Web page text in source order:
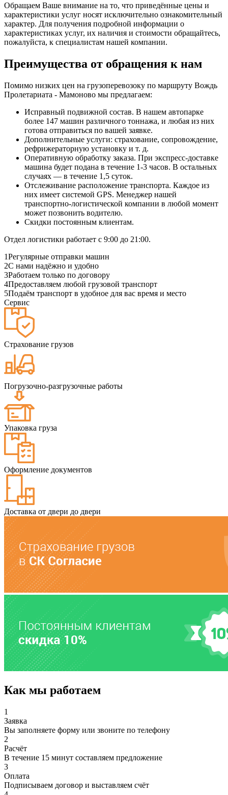
Обращаем Ваше внимание на то, что приведённые цены и
характеристики услуг носят исключительно ознакомительный
характер. Для получения подробной информации о
характеристиках услуг, их наличия и стоимости обращайтесь,
пожалуйста, к специалистам нашей компании.
Преимущества от обращения к нам
Помимо низких цен на грузоперевозоку по маршруту Вождь
Пролетариата - Мамоново мы предлагаем:
Исправный подвижной состав. В нашем автопарке
более 147 машин различного тоннажа, и любая из них
готова отправиться по вашей заявке.
Дополнительные услуги: страхование, сопровождение,
рефрижераторную установку и т. д.
Оперативную обработку заказа. При экспресс-доставке
машина будет подана в течение 1-3 часов. В остальных
случаях — в течение 1,5 суток.
Отслеживание расположение транспорта. Каждое из
них имеет системой GPS. Менеджер нашей
транспортно-логистической компании в любой момент
может позвонить водителю.
Скидки постоянным клиентам.
Отдел логистики работает с 9:00 до 21:00.
1Регулярные отправки машин
2С нами надёжно и удобно
3Работаем только по договору
4Предоставляем любой грузовой транспорт
5Подаём транспорт в удобное для вас время и место
Сервис
Страхование грузов
Погрузочно-разгрузочные работы
Упаковка груза
Оформление документов
Доставка от двери до двери
Как мы работаем
1
Заявка
Вы заполняете форму или звоните по телефону
2
Расчёт
В течение 15 минут составляем предложение
3
Оплата
Подписываем договор и выставляем счёт